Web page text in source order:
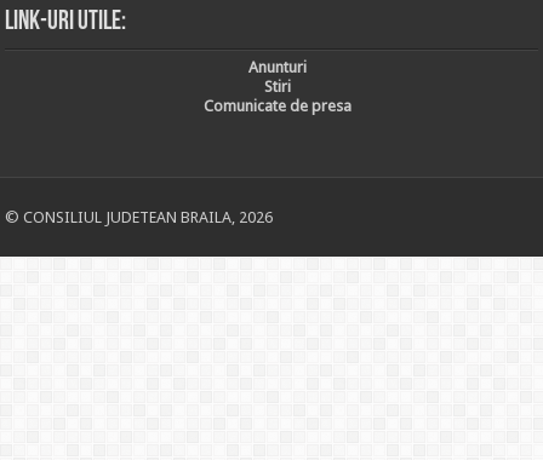
Link-uri utile:
Anunturi
Stiri
Comunicate de presa
© CONSILIUL JUDETEAN BRAILA, 2026